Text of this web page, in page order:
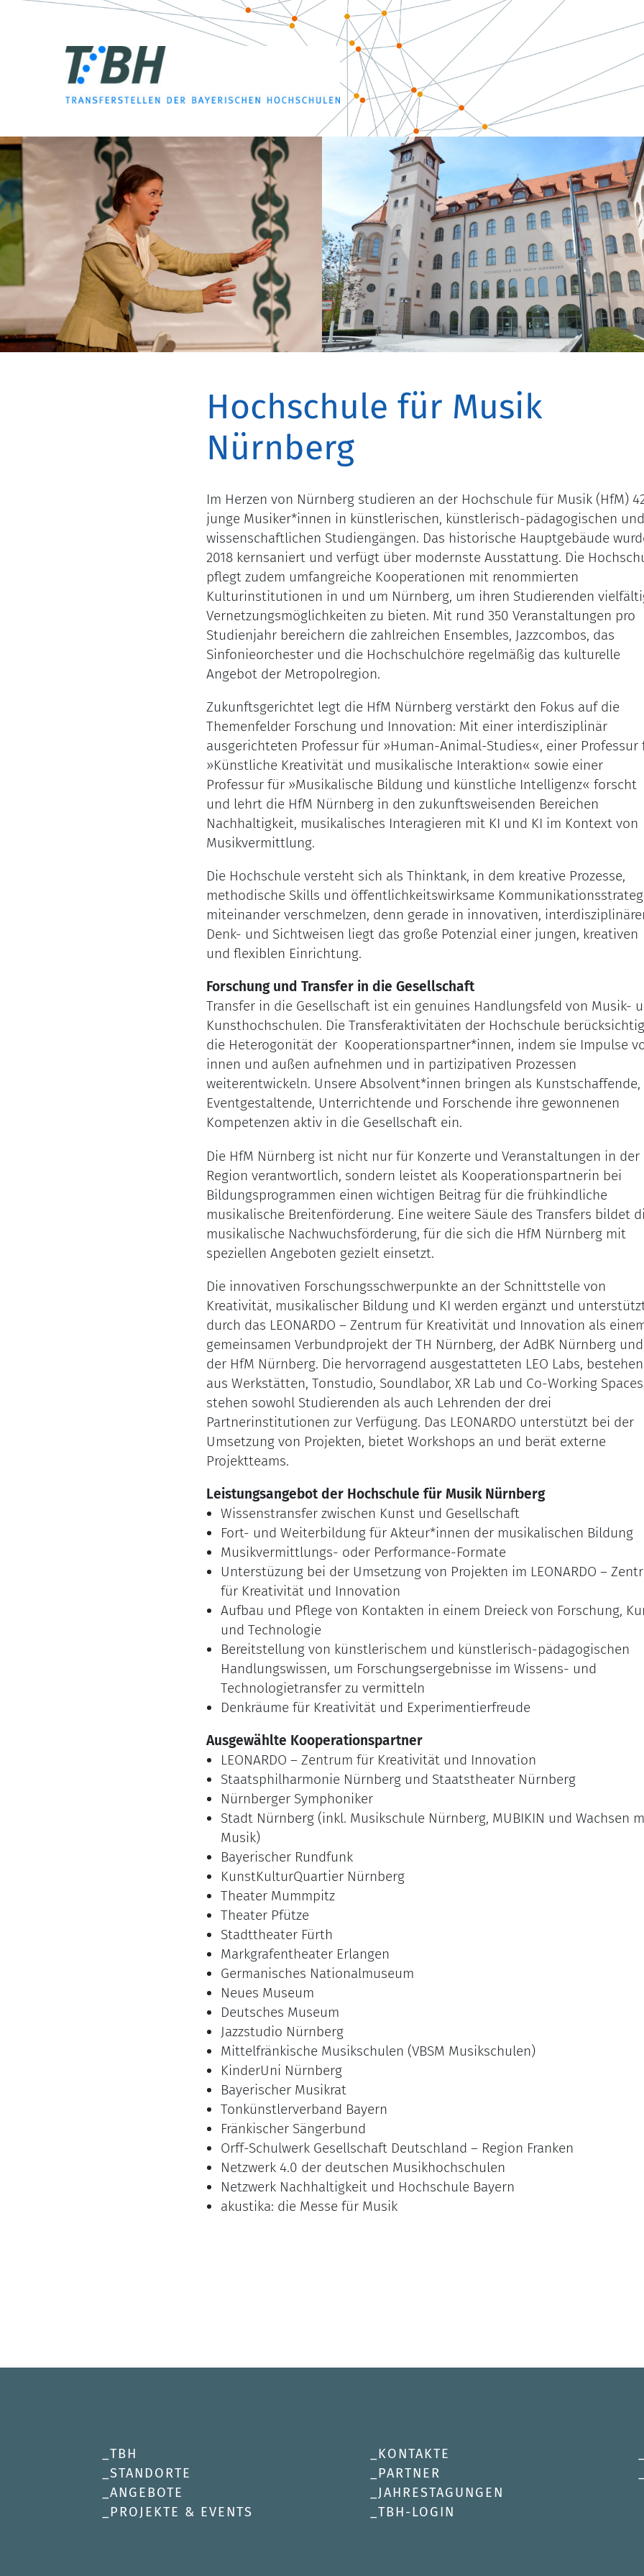
Hochschule für Musik
Nürnberg
Im Herzen von Nürnberg studieren an der Hochschule für Musik (HfM)
junge Musiker*innen in künstlerischen, künstlerisch-pädagogischen und
wissenschaftlichen Studiengängen. Das historische Hauptgebäude
2018 kernsaniert und verfügt über modernste Ausstattung. Die
pflegt zudem umfangreiche Kooperationen mit renommierten
Kulturinstitutionen in und um Nürnberg, um ihren Studierenden
Vernetzungsmöglichkeiten zu bieten. Mit rund 350 Veranstaltungen pro
Studienjahr bereichern die zahlreichen Ensembles, Jazzcombos, das
Sinfonieorchester und die Hochschulchöre regelmäßig das kulturelle
Angebot der Metropolregion.
Zukunftsgerichtet legt die HfM Nürnberg verstärkt den Fokus auf die
Themenfelder Forschung und Innovation: Mit einer interdisziplinär
ausgerichteten Professur für »Human-Animal-Studies«, einer Professur
»Künstliche Kreativität und musikalische Interaktion« sowie einer
Professur für »Musikalische Bildung und künstliche Intelligenz« forscht
und lehrt die HfM Nürnberg in den zukunftsweisenden Bereichen
Nachhaltigkeit, musikalisches Interagieren mit KI und KI im Kontext von
Musikvermittlung.
Die Hochschule versteht sich als Thinktank, in dem kreative Prozesse,
methodische Skills und öffentlichkeitswirksame
miteinander verschmelzen, denn gerade in innovativen,
Denk- und Sichtweisen liegt das große Potenzial einer jungen, kreativen
und flexiblen Einrichtung.
Forschung und Transfer in die Gesellschaft
Transfer in die Gesellschaft ist ein genuines Handlungsfeld von Musik-
Kunsthochschulen. Die Transferaktivitäten der Hochschule
die Heterogonität der Kooperationspartner*innen, indem sie Impulse
innen und außen aufnehmen und in partizipativen Prozessen
weiterentwickeln. Unsere Absolvent*innen bringen als Kunstschaffende,
Eventgestaltende, Unterrichtende und Forschende ihre gewonnenen
Kompetenzen aktiv in die Gesellschaft ein.
Die HfM Nürnberg ist nicht nur für Konzerte und Veranstaltungen in der
Region verantwortlich, sondern leistet als Kooperationspartnerin bei
Bildungsprogrammen einen wichtigen Beitrag für die frühkindliche
musikalische Breitenförderung. Eine weitere Säule des Transfers bildet
musikalische Nachwuchsförderung, für die sich die HfM Nürnberg mit
speziellen Angeboten gezielt einsetzt.
Die innovativen Forschungsschwerpunkte an der Schnittstelle von
Kreativität, musikalischer Bildung und KI werden ergänzt und
durch das LEONARDO – Zentrum für Kreativität und Innovation als
gemeinsamen Verbundprojekt der TH Nürnberg, der AdBK Nürnberg und
der HfM Nürnberg. Die hervorragend ausgestatteten LEO Labs,
aus Werkstätten, Tonstudio, Soundlabor, XR Lab und Co-Working
stehen sowohl Studierenden als auch Lehrenden der drei
Partnerinstitutionen zur Verfügung. Das LEONARDO unterstützt bei der
Umsetzung von Projekten, bietet Workshops an und berät externe
Projektteams.
Leistungsangebot der Hochschule für Musik Nürnberg
Wissenstransfer zwischen Kunst und Gesellschaft
Fort- und Weiterbildung für Akteur*innen der musikalischen Bildung
Musikvermittlungs- oder Performance-Formate
Unterstüzung bei der Umsetzung von Projekten im LEONARDO –
für Kreativität und Innovation
Aufbau und Pflege von Kontakten in einem Dreieck von Forschung,
und Technologie
Bereitstellung von künstlerischem und künstlerisch-pädagogischen
Handlungswissen, um Forschungsergebnisse im Wissens- und
Technologietransfer zu vermitteln
Denkräume für Kreativität und Experimentierfreude
Ausgewählte Kooperationspartner
LEONARDO – Zentrum für Kreativität und Innovation
Staatsphilharmonie Nürnberg und Staatstheater Nürnberg
Nürnberger Symphoniker
Stadt Nürnberg (inkl. Musikschule Nürnberg, MUBIKIN und Wachsen
Musik)
Bayerischer Rundfunk
KunstKulturQuartier Nürnberg
Theater Mummpitz
Theater Pfütze
Stadttheater Fürth
Markgrafentheater Erlangen
Germanisches Nationalmuseum
Neues Museum
Deutsches Museum
Jazzstudio Nürnberg
Mittelfränkische Musikschulen (VBSM Musikschulen)
KinderUni Nürnberg
Bayerischer Musikrat
Tonkünstlerverband Bayern
Fränkischer Sängerbund
Orff-Schulwerk Gesellschaft Deutschland – Region Franken
Netzwerk 4.0 der deutschen Musikhochschulen
Netzwerk Nachhaltigkeit und Hochschule Bayern
akustika: die Messe für Musik
TBH
STANDORTE
ANGEBOTE
PROJEKTE & EVENTS
KONTAKTE
PARTNER
JAHRESTAGUNGEN
TBH-LOGIN